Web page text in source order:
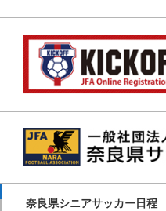
奈良県シニアサッカー日程